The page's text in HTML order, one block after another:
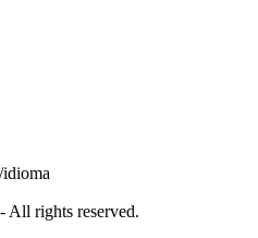
idioma
- All rights reserved.